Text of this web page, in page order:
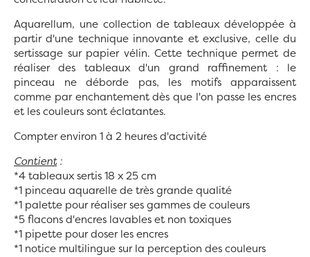
Aquarellum, une collection de tableaux développée à
partir d'une technique innovante et exclusive, celle du
sertissage sur papier vélin. Cette technique permet de
réaliser des tableaux d'un grand raffinement : le
pinceau ne déborde pas, les motifs apparaissent
comme par enchantement dès que l'on passe les encres
et les couleurs sont éclatantes.
Compter environ 1 à 2 heures d'activité
Contient:
*4 tableaux sertis 18 x 25 cm
*1 pinceau aquarelle de très grande qualité
*1 palette pour réaliser ses gammes de couleurs
*5 flacons d'encres lavables et non toxiques
*1 pipette pour doser les encres
*1 notice multilingue sur la perception des couleurs